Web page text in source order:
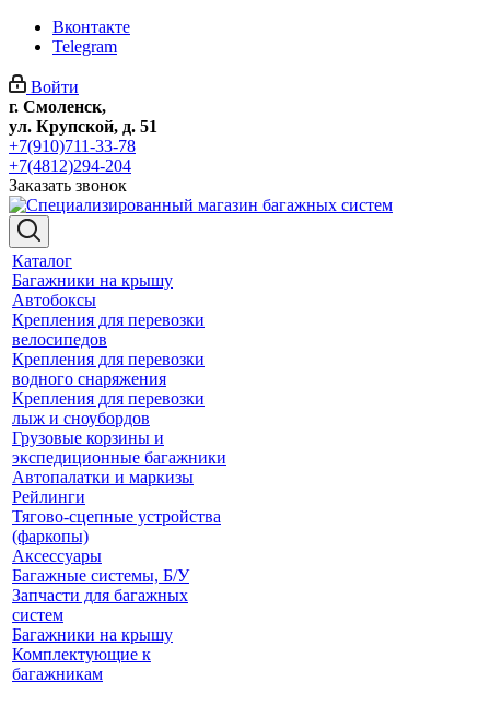
Вконтакте
Telegram
Войти
г. Смоленск,
ул. Крупской, д. 51
+7(910)711-33-78
+7(4812)294-204
Заказать звонок
Каталог
Багажники на крышу
Автобоксы
Крепления для перевозки
велосипедов
Крепления для перевозки
водного снаряжения
Крепления для перевозки
лыж и сноубордов
Грузовые корзины и
экспедиционные багажники
Автопалатки и маркизы
Рейлинги
Тягово-сцепные устройства
(фаркопы)
Аксессуары
Багажные системы, Б/У
Запчасти для багажных
систем
Багажники на крышу
Комплектующие к
багажникам